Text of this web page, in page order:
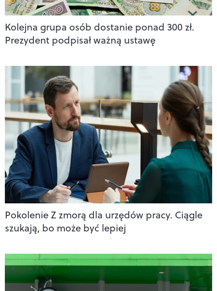
Kolejna grupa osób dostanie ponad 300 zł.
Prezydent podpisał ważną ustawę
Pokolenie Z zmorą dla urzędów pracy. Ciągle
szukają, bo może być lepiej